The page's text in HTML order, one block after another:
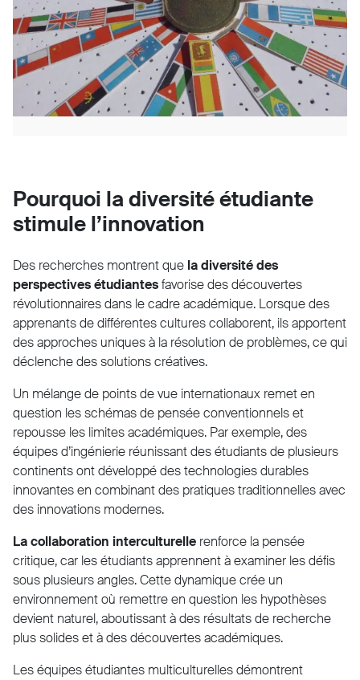
Pourquoi la diversité étudiante
stimule l’innovation
Des recherches montrent que la diversité des
perspectives étudiantesfavorise des découvertes
révolutionnaires dans le cadre académique. Lorsque des
apprenants de différentes cultures collaborent, ils apportent
des approches uniques à la résolution de problèmes, ce qui
déclenche des solutions créatives.
Un mélange de points de vue internationaux remet en
question les schémas de pensée conventionnels et
repousse les limites académiques. Par exemple, des
équipes d’ingénierie réunissant des étudiants de plusieurs
continents ont développé des technologies durables
innovantes en combinant des pratiques traditionnelles avec
des innovations modernes.
La collaboration interculturelle renforce la pensée
critique, car les étudiants apprennent à examiner les défis
sous plusieurs angles. Cette dynamique crée un
environnement où remettre en question les hypothèses
devient naturel, aboutissant à des résultats de recherche
plus solides et à des découvertes académiques.
Les équipes étudiantes multiculturelles démontrent